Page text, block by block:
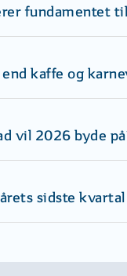
fundamentet
kaffe og
vil 2026 byde
sidste kvartal